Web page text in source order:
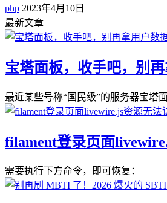
php 2023年4月10日
最新文章
宝塔面板，收手吧，别
最近某些号称“国民级”的服务器宝塔
filament登录页面
需要执行下方命令，即可恢复：